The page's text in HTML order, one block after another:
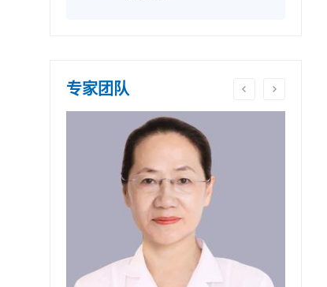
专家团队